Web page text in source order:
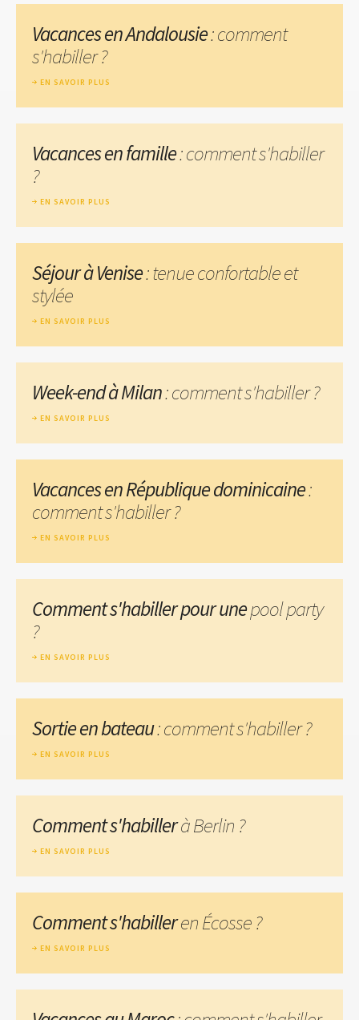
Vacances en Andalousie: comment
s'habiller ?
EN SAVOIR PLUS
Vacances en famille: comment s'habiller
?
EN SAVOIR PLUS
Séjour à Venise: tenue confortable et
stylée
EN SAVOIR PLUS
Week-end à Milan: comment s'habiller ?
EN SAVOIR PLUS
Vacances en République dominicaine:
comment s'habiller ?
EN SAVOIR PLUS
Comment s'habiller pour unepool party
?
EN SAVOIR PLUS
Sortie en bateau: comment s'habiller ?
EN SAVOIR PLUS
Comment s'habillerà Berlin ?
EN SAVOIR PLUS
Comment s'habilleren Écosse ?
EN SAVOIR PLUS